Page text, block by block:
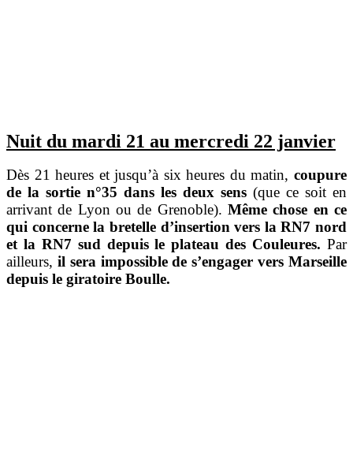
Nuit du mardi 21 au mercredi 22 janvier
Dès 21 heures et jusqu’à six heures du matin, coupure
de la sortie n°35 dans les deux sens (que ce soit en
arrivant de Lyon ou de Grenoble). Même chose en ce
qui concerne la bretelle d’insertion vers la RN7 nord
et la RN7 sud depuis le plateau des Couleures. Par
ailleurs, il sera impossible de s’engager vers Marseille
depuis le giratoire Boulle.